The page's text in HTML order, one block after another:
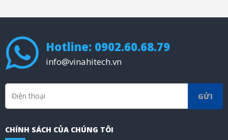
Hotline: 0902.60.68.79
info@vinahitech.vn
GỬI
CHÍNH SÁCH CỦA CHÚNG TÔI